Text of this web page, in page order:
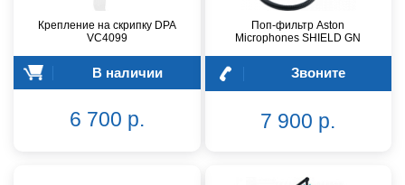
Крепление на скрипку DPA
VC4099
В наличии
6 700 р.
Поп-фильтр Aston
Microphones SHIELD GN
Звоните
7 900 р.